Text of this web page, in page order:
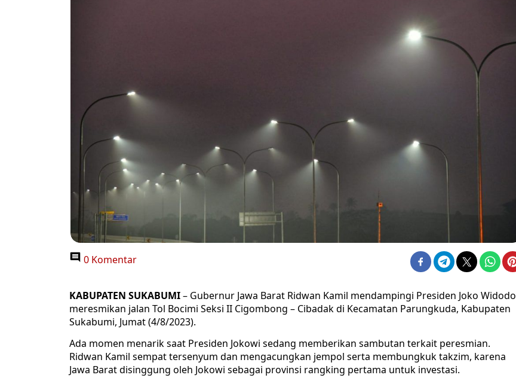
0 Komentar
KABUPATEN SUKABUMI– Gubernur Jawa Barat Ridwan Kamil mendampingi Presiden Joko Widodo
meresmikan jalan Tol Bocimi Seksi II Cigombong – Cibadak di Kecamatan Parungkuda, Kabupaten
Sukabumi, Jumat (4/8/2023).
Ada momen menarik saat Presiden Jokowi sedang memberikan sambutan terkait peresmian.
Ridwan Kamil sempat tersenyum dan mengacungkan jempol serta membungkuk takzim, karena
Jawa Barat disinggung oleh Jokowi sebagai provinsi rangking pertama untuk investasi.